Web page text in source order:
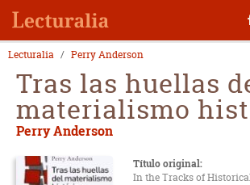
Lecturalia Perry Anderson
Tras las huellas
materialismo
Perry Anderson
Título original:
In the Tracks of